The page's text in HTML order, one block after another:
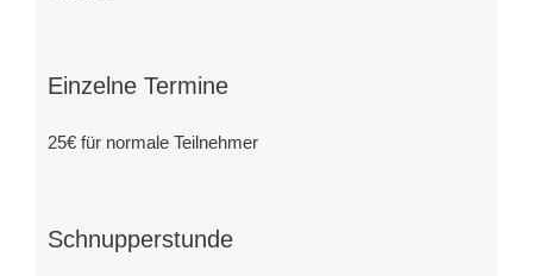
Einzelne Termine
25€ für normale Teilnehmer
Schnupperstunde